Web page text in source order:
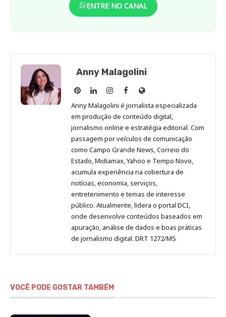
ENTRE NO CANAL
Anny Malagolini
Anny
Malagolini
no
Pinterest
Anny
Malagolini
no
LinkedIn
Anny
Malagolini
no
Instagram
Anny
Malagolini
no
Facebook
Site
de
Anny
Malagolini
Anny Malagolini é jornalista especializada
em produção de conteúdo digital,
jornalismo online e estratégia editorial. Com
passagem por veículos de comunicação
como Campo Grande News, Correio do
Estado, Midiamax, Yahoo e Tempo Novo,
acumula experiência na cobertura de
notícias, economia, serviços,
entretenimento e temas de interesse
público. Atualmente, lidera o portal DCI,
onde desenvolve conteúdos baseados em
apuração, análise de dados e boas práticas
de jornalismo digital. DRT 1272/MS
VOCÊ PODE GOSTAR TAMBÉM